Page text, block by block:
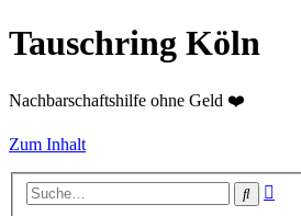
Tauschring Köln
Nachbarschaftshilfe ohne Geld ❤️
Zum Inhalt
Suche